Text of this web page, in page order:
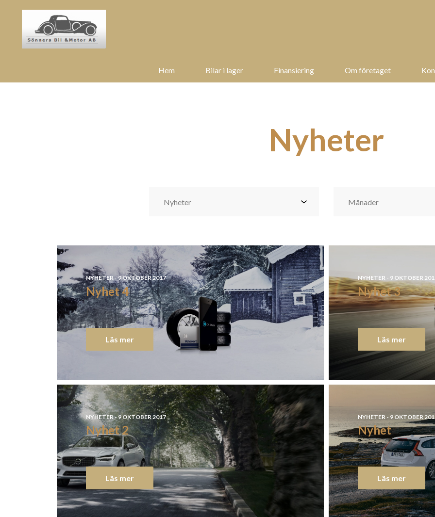
Hem Bilar i lager Finansiering Om företaget
Nyheter
NYHETER - 9 OKTOBER 2017
Nyhet 4
Läs mer
NYHETER - 9 OKTOBER
Nyhet 3
Läs mer
NYHETER - 9 OKTOBER 2017
Nyhet 2
Läs mer
NYHETER - 9 OKTOBER
Nyhet
Läs mer